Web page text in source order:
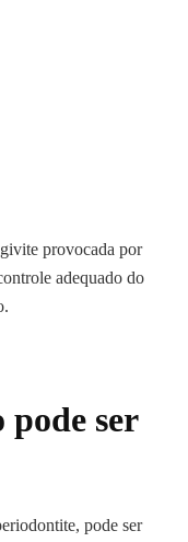
provocada por
adequado do
pode ser
pode ser